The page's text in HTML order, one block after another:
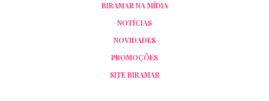
BIRAMAR NA MÍDIA
NOTÍCIAS
NOVIDADES
PROMOÇÕES
SITE BIRAMAR